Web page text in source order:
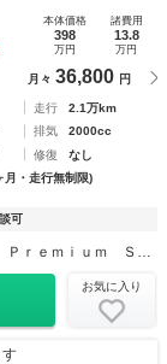
本体価格
398
万円
諸費用
13.8
万円
月々 36,800 円
走行
2.1万km
排気
2000cc
修復
なし
月・走行無制限)
可
Ｍｅｉｔｅｔｓｕ ＢＭＷ ＢＭＷ Ｐｒｅｍｉｕｍ Ｓｅｌｅｃｔｉｏｎ小牧
お気に入り